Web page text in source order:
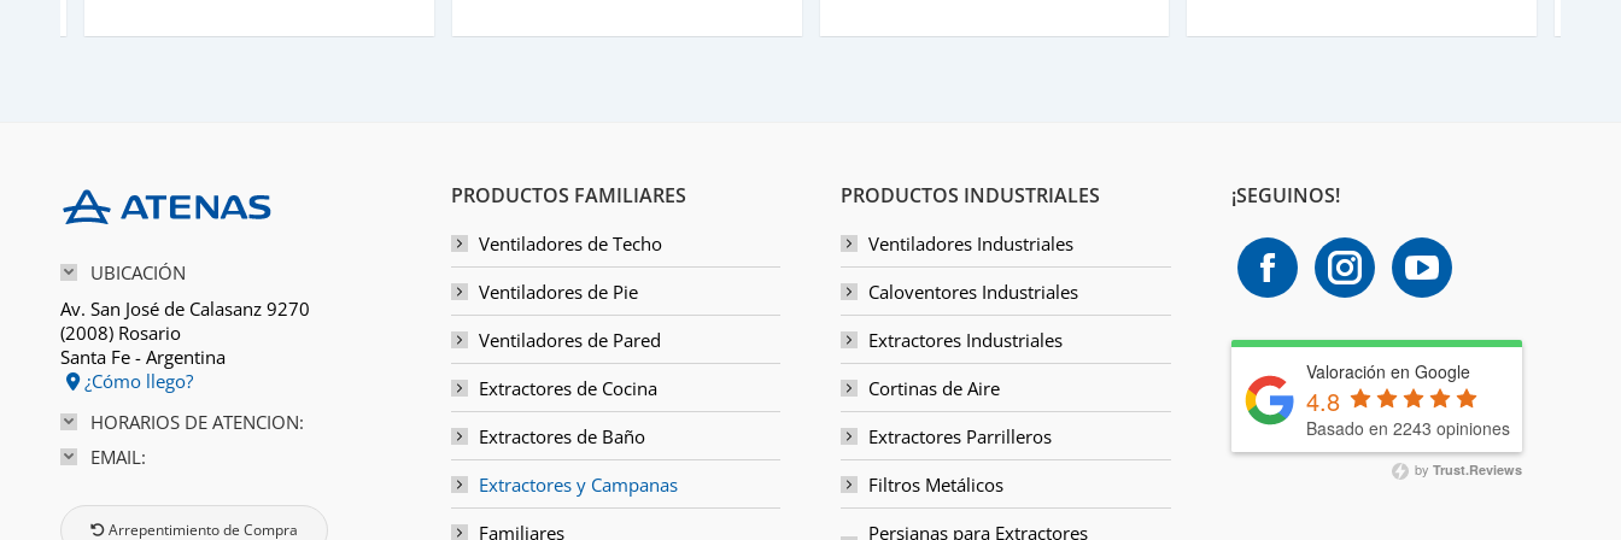
UBICACIÓN
Av. San José de Calasanz 9270
(2008) Rosario
Santa Fe - Argentina
¿Cómo llego?
HORARIOS DE ATENCION:
EMAIL:
Arrepentimiento de Compra
PRODUCTOS FAMILIARES
Ventiladores de Techo
Ventiladores de Pie
Ventiladores de Pared
Extractores de Cocina
Extractores de Baño
Extractores y Campanas
Familiares
PRODUCTOS INDUSTRIALES
Ventiladores Industriales
Caloventores Industriales
Extractores Industriales
Cortinas de Aire
Extractores Parrilleros
Filtros Metálicos
Persianas para Extractores
¡SEGUINOS!
Valoración en Google
4.8
Basado en 2243 opiniones
by Trust.Reviews